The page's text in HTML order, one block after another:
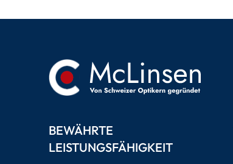
BEWÄHRTE
LEISTUNGSFÄHIGKEIT